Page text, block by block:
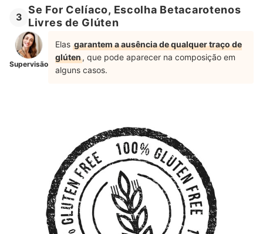
3
Se For Celíaco, Escolha Betacarotenos
Livres de Glúten
Supervisão
Elas garantem a ausência de qualquer traço de
glúten, que pode aparecer na composição em
alguns casos.